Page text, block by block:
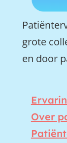
grote
en door
Over